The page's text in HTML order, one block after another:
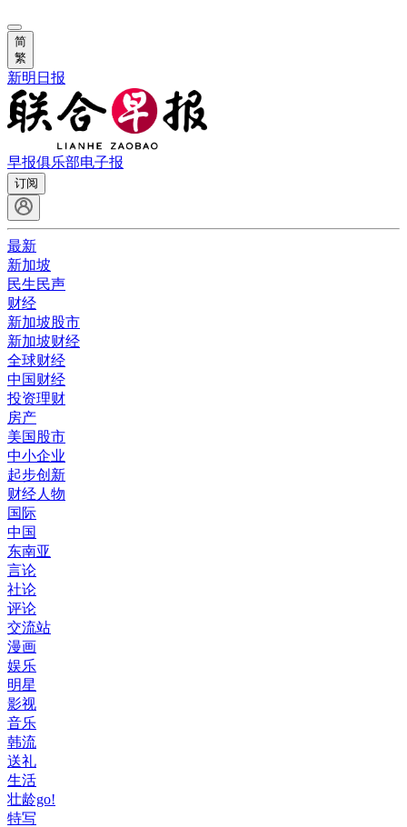
简
繁
新明日报
早报俱乐部电子报
订阅
最新
新加坡
民生民声
财经
新加坡股市
新加坡财经
全球财经
中国财经
投资理财
房产
美国股市
中小企业
起步创新
财经人物
国际
中国
东南亚
言论
社论
评论
交流站
漫画
娱乐
明星
影视
音乐
韩流
送礼
生活
壮龄go!
特写